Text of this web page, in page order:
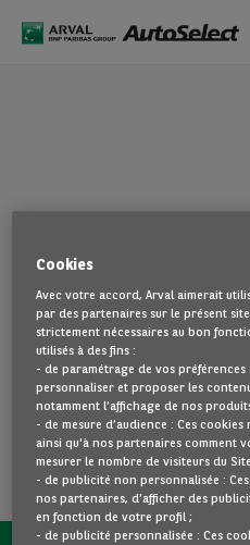
La page que vous recherchez
nouveau vers la page
REVENIR À
VOIR TOUS
Cookies
Avec votre accord, Arval aimerait
par des partenaires sur le présent
strictement nécessaires au bon
utilisés à des fins :
- de paramétrage de vos
personnaliser et proposer les
notamment l’affichage de nos
- de mesure d’audience : Ces
ainsi qu'à nos partenaires comment
mesurer le nombre de visiteurs du
- de publicité non personnalisée :
nos partenaires, d’afficher des
en fonction de votre profil ;
- de publicité personnalisée : Ces